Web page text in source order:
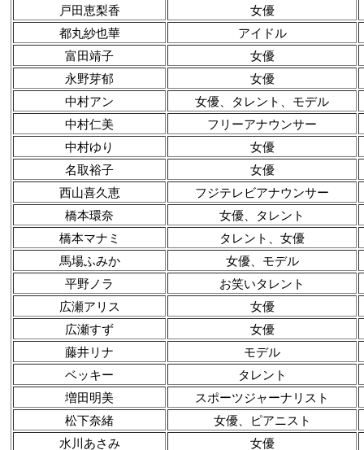
戸田恵梨香
女優
都丸紗也華
アイドル
富田靖子
女優
永野芽郁
女優
中村アン
女優、タレント、モデル
中村仁美
フリーアナウンサー
中村ゆり
女優
名取裕子
女優
西山喜久恵
フジテレビアナウンサー
橋本環奈
女優、タレント
橋本マナミ
タレント、女優
馬場ふみか
女優、モデル
平野ノラ
お笑いタレント
広瀬アリス
女優
広瀬すず
女優
藤井リナ
モデル
ベッキー
タレント
増田明美
スポーツジャーナリスト
松下奈緒
女優、ピアニスト
水川あさみ
女優